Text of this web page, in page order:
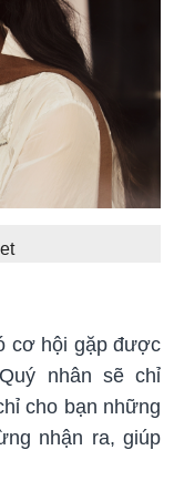
cơ hội gặp được
nhân sẽ chỉ
cho bạn những
nhận ra, giúp